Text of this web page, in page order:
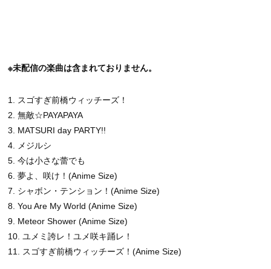
※未配信の楽曲は含まれておりません。
1. スゴすぎ前橋ウィッチーズ！
2. 無敵☆PAYAPAYA
3. MATSURI day PARTY!!
4. メジルシ
5. 今は小さな蕾でも
6. 夢よ、咲け！(Anime Size)
7. シャボン・テンション！(Anime Size)
8. You Are My World (Anime Size)
9. Meteor Shower (Anime Size)
10. ユメミ誇レ！ユメ咲キ踊レ！
11. スゴすぎ前橋ウィッチーズ！(Anime Size)